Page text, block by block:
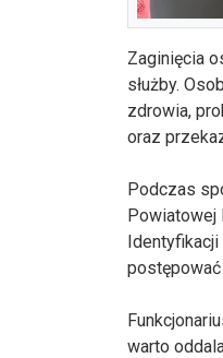
Zaginięcia
służby.
zdrowia,
oraz
Podczas
Powiatowej
warto